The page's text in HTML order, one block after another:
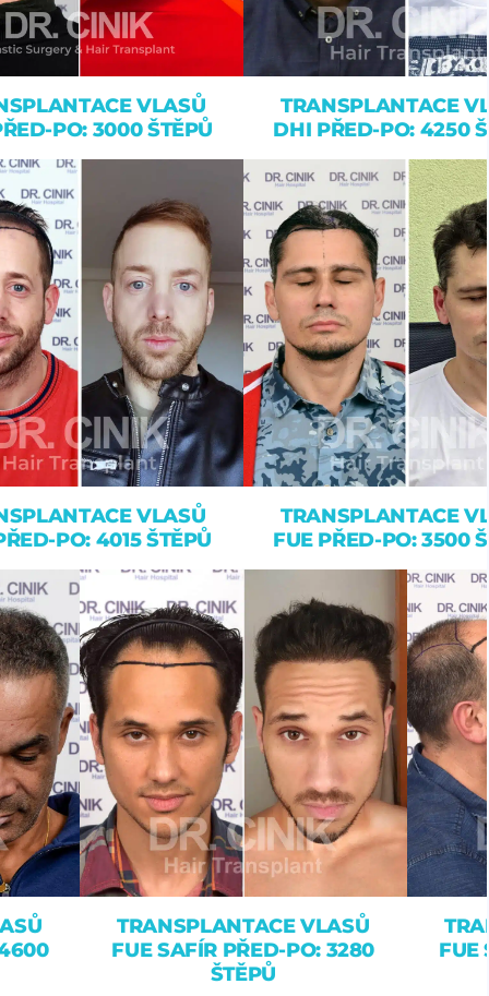
VLASŮ
PO: 3000 ŠTĚPŮ
TRANSPLANTACE
DHI PŘED-PO: 4250
VLASŮ
PO: 4015 ŠTĚPŮ
TRANSPLANTACE
FUE PŘED-PO: 3500
TRANSPLANTACE VLASŮ
FUE SAFÍR PŘED-PO: 3280
ŠTĚPŮ
FUE